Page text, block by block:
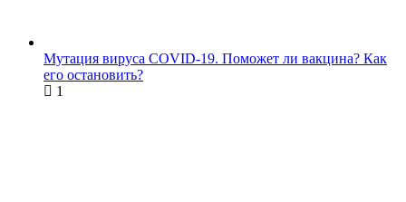
Мутация вируса COVID-19. Поможет ли вакцина? Как
его остановить?
1